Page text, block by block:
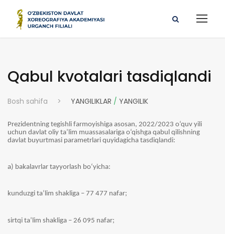
Qabul kvotalari tasdiqlandi
Bosh sahifa > YANGILIKLAR / YANGILIK
Prezidentning tegishli farmoyishiga asosan, 2022/2023 o‘quv yili
uchun davlat oliy ta’lim muassasalariga o‘qishga qabul qilishning
davlat buyurtmasi parametrlari quyidagicha tasdiqlandi:
a) bakalavrlar tayyorlash bo‘yicha:
kunduzgi ta’lim shakliga – 77 477 nafar;
sirtqi ta’lim shakliga – 26 095 nafar;